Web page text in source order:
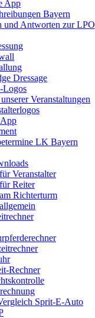
App
Bayern
und Antworten zur LPO
Dressage
Logos
Veranstaltungen
LK Bayern
Veranstalter
Reiter
Richterturm
Rechner
Sprit-E-Auto